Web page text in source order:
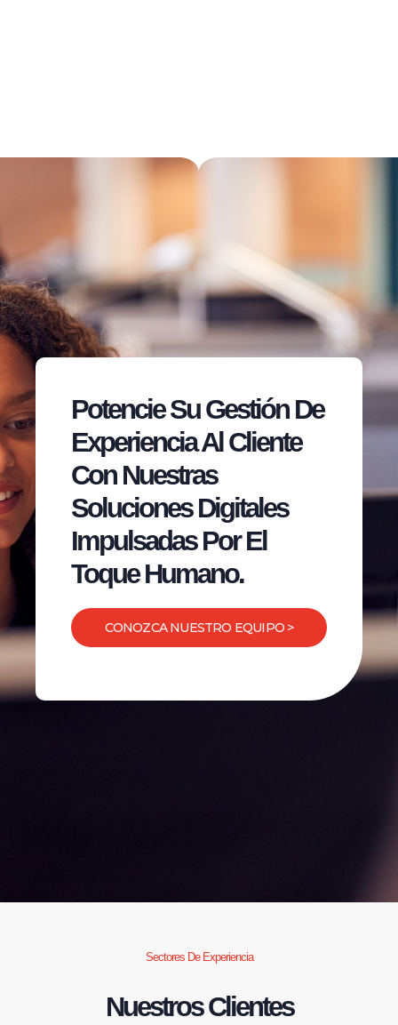
Potencie Su Gestión De
Experiencia Al Cliente
Con Nuestras
Soluciones Digitales
Impulsadas Por El
Toque Humano.
CONOZCA NUESTRO EQUIPO >
Sectores De Experiencia
Nuestros Clientes